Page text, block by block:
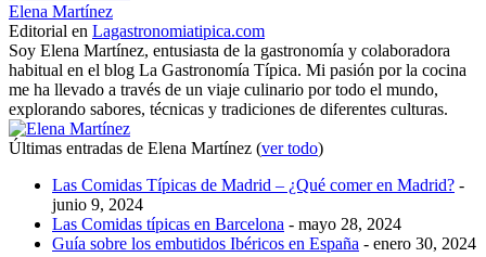
Elena Martínez
Editorial en Lagastronomiatipica.com
Soy Elena Martínez, entusiasta de la gastronomía y colaboradora
habitual en el blog La Gastronomía Típica. Mi pasión por la cocina
me ha llevado a través de un viaje culinario por todo el mundo,
explorando sabores, técnicas y tradiciones de diferentes culturas.
Últimas entradas de Elena Martínez (ver todo)
Las Comidas Típicas de Madrid – ¿Qué comer en Madrid? -
junio 9, 2024
Las Comidas típicas en Barcelona - mayo 28, 2024
Guía sobre los embutidos Ibéricos en España - enero 30, 2024